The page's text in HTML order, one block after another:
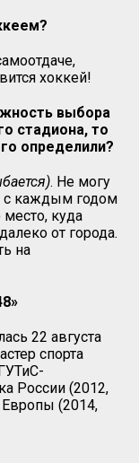
хоккей!
выбора
стадиона, то
определили?
. Не могу
с каждым годом
место, куда
от города.
на
22 августа
спорта
России (2012,
Европы (2014,